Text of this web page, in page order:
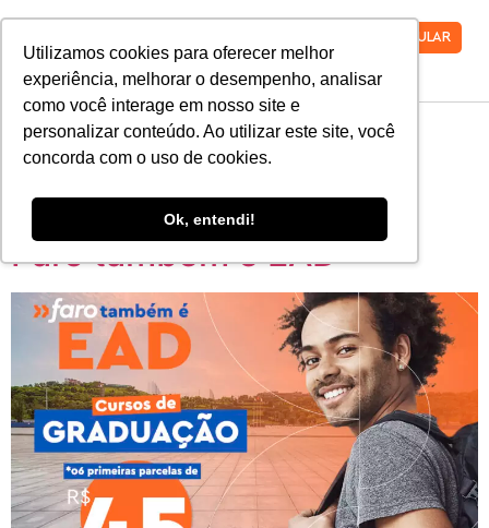
Utilizamos cookies para oferecer melhor
experiência, melhorar o desempenho, analisar
como você interage em nosso site e
personalizar conteúdo. Ao utilizar este site, você
concorda com o uso de cookies.
Ok, entendi!
VESTIBULAR
Categoria:Sem
Categoria
Faro também é EAD